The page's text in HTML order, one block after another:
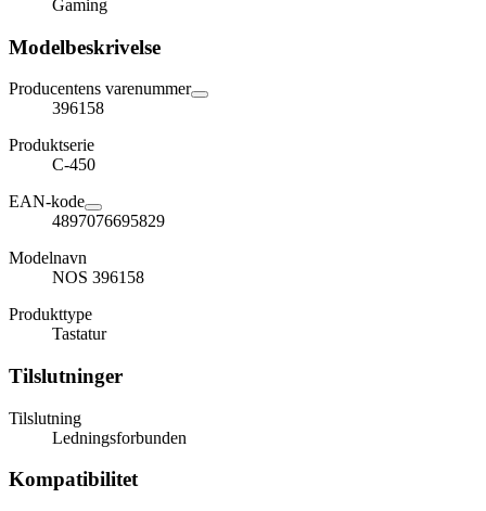
Gaming
Modelbeskrivelse
Producentens varenummer
396158
Produktserie
C-450
EAN-kode
4897076695829
Modelnavn
NOS 396158
Produkttype
Tastatur
Tilslutninger
Tilslutning
Ledningsforbunden
Kompatibilitet